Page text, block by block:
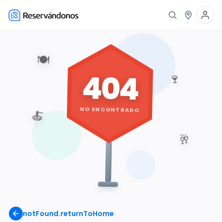
notFound.returnToHome
🍽️
🍷
🥂
🍝
404
NO ENCONTRADO